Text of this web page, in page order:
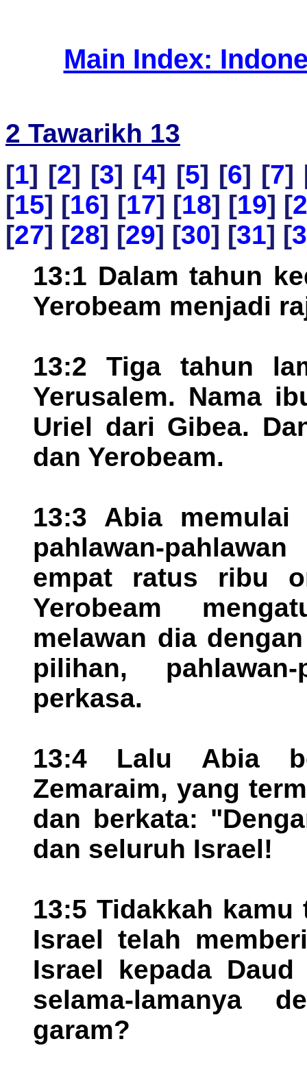
Main Index:
2 Tawarikh 13
[1] [2] [3] [4] [5] [6] [7]
[15] [16] [17] [18] [19] [
[27] [28] [29] [30] [31] [
13:1 Dalam tahun
Yerobeam menjadi
13:2 Tiga tahun
Yerusalem. Nama
Uriel dari Gibea.
dan Yerobeam.
13:3 Abia memulai
pahlawan-
empat ratus ribu
Yerobeam
melawan dia
pilihan,
perkasa.
13:4 Lalu Abia
Zemaraim, yang
dan berkata:
dan seluruh Israel!
13:5 Tidakkah kamu
Israel telah
Israel kepada
selama-lamanya
garam?